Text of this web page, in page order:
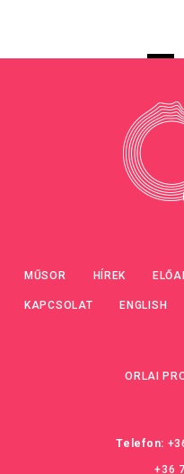
MŰSOR HÍREK
KAPCSOLAT ENGLISH
ORLAI
Telefon:
+36